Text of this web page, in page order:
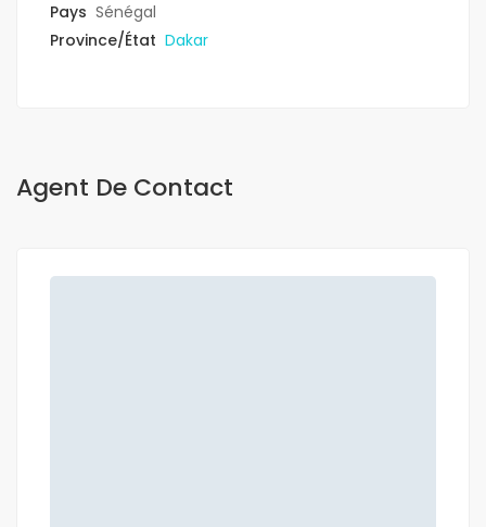
Pays Sénégal
Province/État Dakar
Agent De Contact